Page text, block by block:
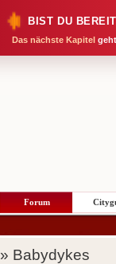
BIST DU
Das nächste Kapitel
Forum
» Babydykes